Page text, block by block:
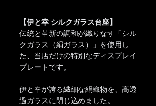
【伊と幸 シルクガラス台座】
伝統と革新の調和が織りなす「シル
クガラス（絹ガラス）」を使用し
た、当店だけの特別なディスプレイ
プレートです。
伊と幸が誇る繊細な絹織物を、高透
過ガラスに閉じ込めました。